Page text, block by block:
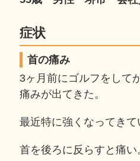
症状
首の痛み
3ヶ月前にゴルフをして
痛みが出てきた。
最近特に強くなってきて
首を後ろに反らすと痛い